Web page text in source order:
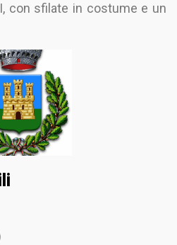
con sfilate in costume e un